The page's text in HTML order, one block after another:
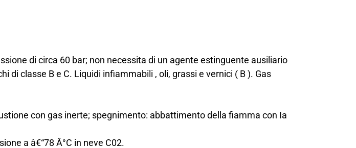
di circa 60 bar; non necessita di un agente estinguente ausiliario
di classe B e C. Liquidi infiammabili , oli, grassi e vernici ( B ). Gas
con gas inerte; spegnimento: abbattimento della fiamma con Ia
a â€“78 Â°C in neve C02.